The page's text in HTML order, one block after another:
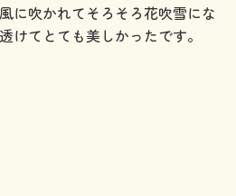
に吹かれてそろそろ花吹雪にな
けてとても美しかったです。